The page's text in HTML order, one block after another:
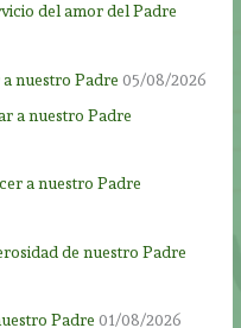
del amor del Padre
nuestro Padre 05/08/2026
a nuestro Padre
a nuestro Padre
de nuestro Padre
Padre 01/08/2026